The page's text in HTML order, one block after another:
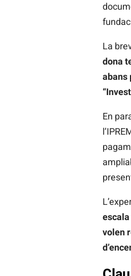
La
dona
abans
En
volen